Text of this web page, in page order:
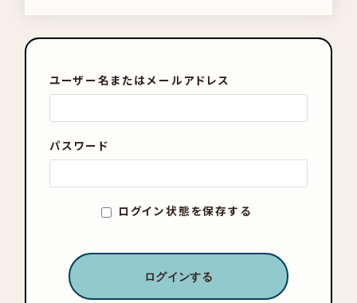
ユーザー名またはメールアドレス
パスワード
ログイン状態を保存する